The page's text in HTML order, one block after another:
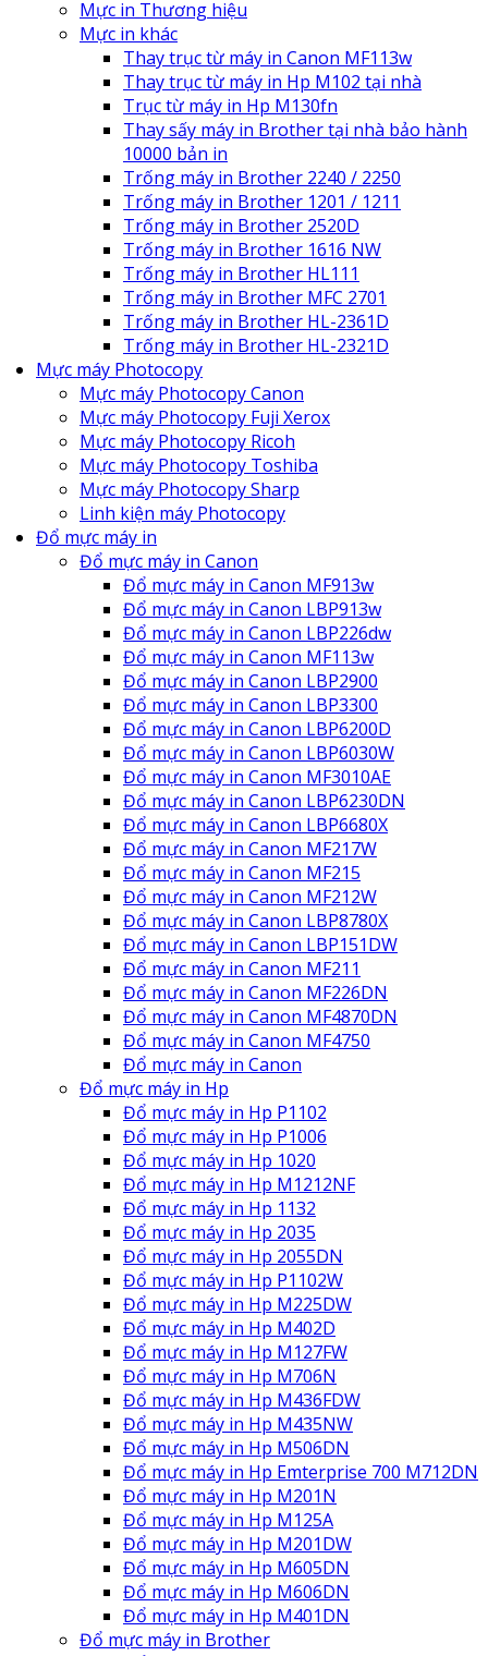
Mực in Thương hiệu
Mực in khác
Thay trục từ máy in Canon MF113w
Thay trục từ máy in Hp M102 tại nhà
Trục từ máy in Hp M130fn
Thay sấy máy in Brother tại nhà bảo hành
10000 bản in
Trống máy in Brother 2240 / 2250
Trống máy in Brother 1201 / 1211
Trống máy in Brother 2520D
Trống máy in Brother 1616 NW
Trống máy in Brother HL111
Trống máy in Brother MFC 2701
Trống máy in Brother HL-2361D
Trống máy in Brother HL-2321D
Mực máy Photocopy
Mực máy Photocopy Canon
Mực máy Photocopy Fuji Xerox
Mực máy Photocopy Ricoh
Mực máy Photocopy Toshiba
Mực máy Photocopy Sharp
Linh kiện máy Photocopy
Đổ mực máy in
Đổ mực máy in Canon
Đổ mực máy in Canon MF913w
Đổ mực máy in Canon LBP913w
Đổ mực máy in Canon LBP226dw
Đổ mực máy in Canon MF113w
Đổ mực máy in Canon LBP2900
Đổ mực máy in Canon LBP3300
Đổ mực máy in Canon LBP6200D
Đổ mực máy in Canon LBP6030W
Đổ mực máy in Canon MF3010AE
Đổ mực máy in Canon LBP6230DN
Đổ mực máy in Canon LBP6680X
Đổ mực máy in Canon MF217W
Đổ mực máy in Canon MF215
Đổ mực máy in Canon MF212W
Đổ mực máy in Canon LBP8780X
Đổ mực máy in Canon LBP151DW
Đổ mực máy in Canon MF211
Đổ mực máy in Canon MF226DN
Đổ mực máy in Canon MF4870DN
Đổ mực máy in Canon MF4750
Đổ mực máy in Canon
Đổ mực máy in Hp
Đổ mực máy in Hp P1102
Đổ mực máy in Hp P1006
Đổ mực máy in Hp 1020
Đổ mực máy in Hp M1212NF
Đổ mực máy in Hp 1132
Đổ mực máy in Hp 2035
Đổ mực máy in Hp 2055DN
Đổ mực máy in Hp P1102W
Đổ mực máy in Hp M225DW
Đổ mực máy in Hp M402D
Đổ mực máy in Hp M127FW
Đổ mực máy in Hp M706N
Đổ mực máy in Hp M436FDW
Đổ mực máy in Hp M435NW
Đổ mực máy in Hp M506DN
Đổ mực máy in Hp Emterprise 700 M712DN
Đổ mực máy in Hp M201N
Đổ mực máy in Hp M125A
Đổ mực máy in Hp M201DW
Đổ mực máy in Hp M605DN
Đổ mực máy in Hp M606DN
Đổ mực máy in Hp M401DN
Đổ mực máy in Brother